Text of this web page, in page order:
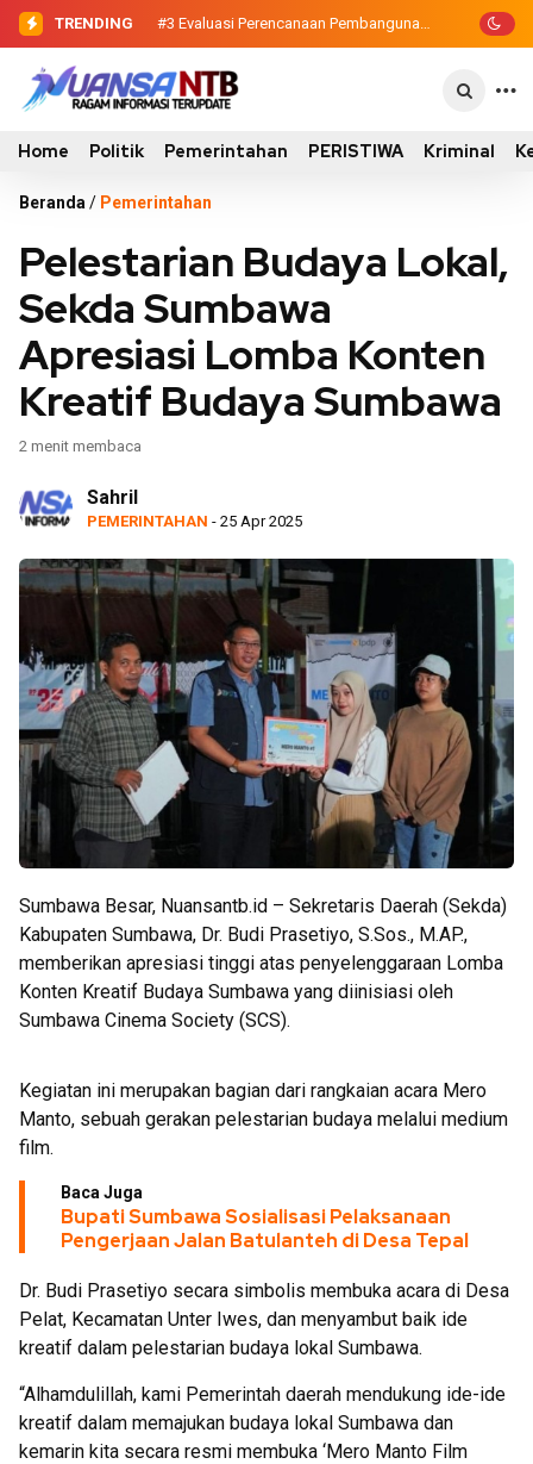
TRENDING #3 Evaluasi Perencanaan Pembangunan
2026, Pemkab Sumbawa Luncurkan
Home Politik Pemerintahan PERISTIWA Kriminal
Beranda / Pemerintahan
Pelestarian Budaya Lokal,
Sekda Sumbawa
Apresiasi Lomba Konten
Kreatif Budaya Sumbawa
2 menit membaca
Sahril
PEMERINTAHAN - 25 Apr 2025
Sumbawa Besar, Nuansantb.id – Sekretaris Daerah (Sekda)
Kabupaten Sumbawa, Dr. Budi Prasetiyo, S.Sos., M.AP.,
memberikan apresiasi tinggi atas penyelenggaraan Lomba
Konten Kreatif Budaya Sumbawa yang diinisiasi oleh
Sumbawa Cinema Society (SCS).
Kegiatan ini merupakan bagian dari rangkaian acara Mero
Manto, sebuah gerakan pelestarian budaya melalui medium
film.
Baca Juga
Bupati Sumbawa Sosialisasi Pelaksanaan
Pengerjaan Jalan Batulanteh di Desa Tepal
Dr. Budi Prasetiyo secara simbolis membuka acara di Desa
Pelat, Kecamatan Unter Iwes, dan menyambut baik ide
kreatif dalam pelestarian budaya lokal Sumbawa.
“Alhamdulillah, kami Pemerintah daerah mendukung ide-ide
kreatif dalam memajukan budaya lokal Sumbawa dan
kemarin kita secara resmi membuka ‘Mero Manto Film